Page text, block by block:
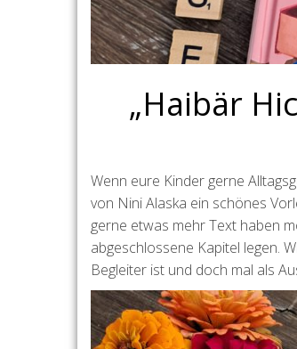
„Haibär
Wenn eure Kinder gerne
von Nini Alaska ein schönes
gerne etwas mehr Text haben
abgeschlossene Kapitel legen.
Begleiter ist und doch mal als